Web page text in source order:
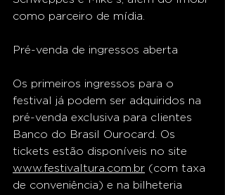
como parceiro de mídia.
Pré-venda de ingressos aberta
Os primeiros ingressos para o
festival já podem ser adquiridos na
pré-venda exclusiva para clientes
Banco do Brasil Ourocard. Os
tickets estão disponíveis no site
www.festivaltura.com.br (com taxa
de conveniência) e na bilheteria